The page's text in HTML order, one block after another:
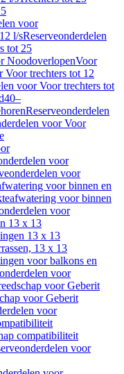
voor
l/sReserveonderdelen
tot 25
NoodoverlopenVoor
Voor trechters tot 12
voor Voor trechters tot
Reserveonderdelen
voor Voor
voor
voor
voor binnen en
voor binnen
voor
13 x 13
13 x 13
13 x 13
voor balkons en
voor
voor Geberit
voor Geberit
voor
compatibiliteit
voor